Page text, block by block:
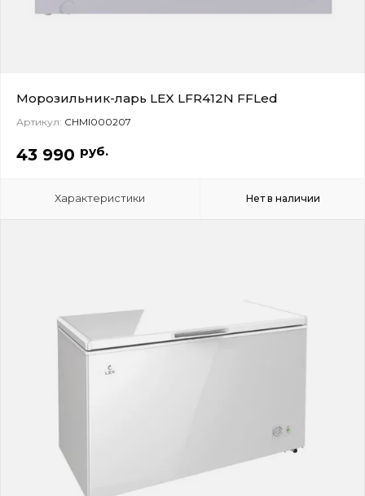
Морозильник-ларь LEX LFR412N FFLed
Артикул: CHMI000207
43 990 руб.
Характеристики Нет в наличии